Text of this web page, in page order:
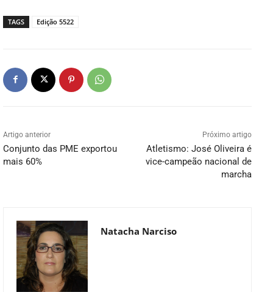
TAGS Edição 5522
Artigo anterior
Conjunto das PME exportou
mais 60%
Próximo artigo
Atletismo: José Oliveira é
vice-campeão nacional de
marcha
Natacha Narciso